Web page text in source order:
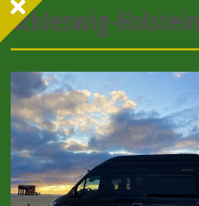
Schleswig-Holstein